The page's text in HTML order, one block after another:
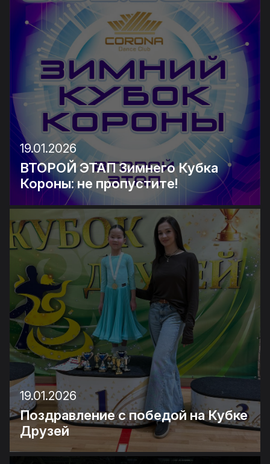
19.01.2026
ВТОРОЙ ЭТАП Зимнего Кубка
Короны: не пропустите!
19.01.2026
Поздравление с победой на Кубке
Друзей